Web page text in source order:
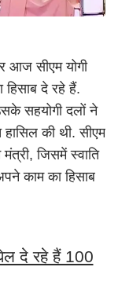
आज सीएम योगी
दे रहे हैं.
सहयोगी दलों ने
की थी. सीएम
जिसमें स्वाति
काम का हिसाब
दे रहे हैं 100